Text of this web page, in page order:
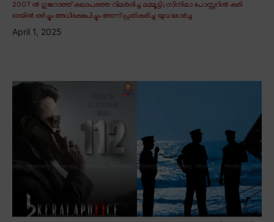
2007 ൽ ഗുജറാത്ത് കലാപത്തെ വിമർശിച്ച മമ്മൂട്ടി; സിനിമാ പോസ്റ്ററിൽ കരി
ഓയിൽ ഒഴിച്ചും അധിക്ഷേപിച്ചും അന്ന് പ്രതികരിച്ച യുവ മോർച്ച
April 1, 2025